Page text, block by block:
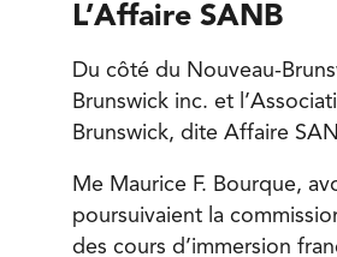
L’Affaire SANB
Du côté du Nouveau-
Brunswick inc. et
Brunswick, dite Affaire
Me Maurice F. Bourque,
poursuivaient la
des cours d’immersion